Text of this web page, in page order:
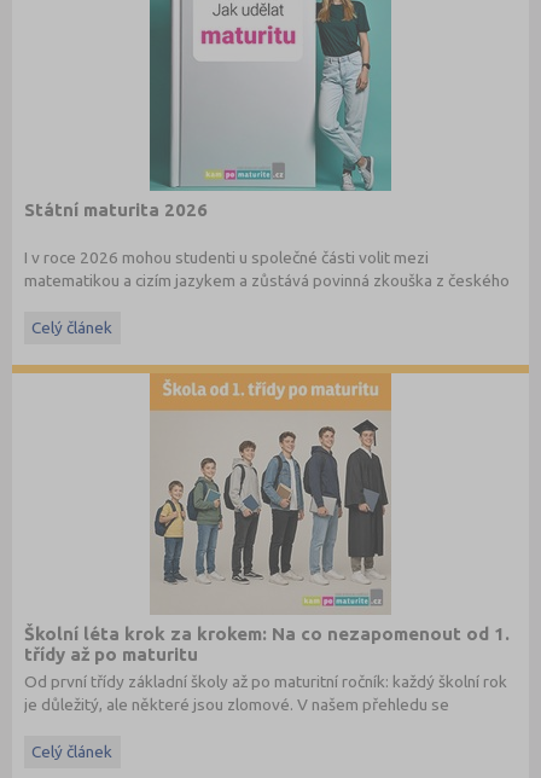
Státní maturita 2026
I v roce 2026 mohou studenti u společné části volit mezi
matematikou a cizím jazykem a zůstává povinná zkouška z českého
informacemi.
Celý článek
Školní léta krok za krokem: Na co nezapomenout od 1.
třídy až po maturitu
Od první třídy základní školy až po maturitní ročník: každý školní rok
je důležitý, ale některé jsou zlomové. V našem přehledu se
Celý článek